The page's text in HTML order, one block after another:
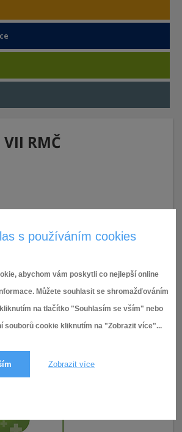
s používáním cookies
abychom vám poskytli co nejlepší online
Můžete souhlasit se shromažďováním
na tlačítko "Souhlasím se vším" nebo
souborů cookie kliknutím na "Zobrazit více"...
Zobrazit více
VII RMČ